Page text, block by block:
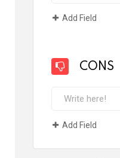
Add Field
CONS
Add Field